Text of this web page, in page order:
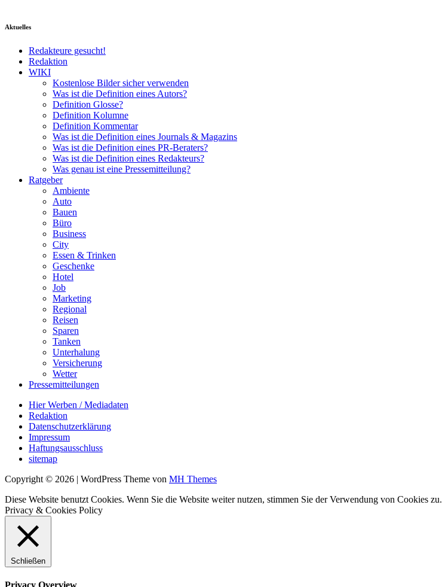
Aktuelles
Redakteure gesucht!
Redaktion
WIKI
Kostenlose Bilder sicher verwenden
Was ist die Definition eines Autors?
Definition Glosse?
Definition Kolumne
Definition Kommentar
Was ist die Definition eines Journals & Magazins
Was ist die Definition eines PR-Beraters?
Was ist die Definition eines Redakteurs?
Was genau ist eine Pressemitteilung?
Ratgeber
Ambiente
Auto
Bauen
Büro
Business
City
Essen & Trinken
Geschenke
Hotel
Job
Marketing
Regional
Reisen
Sparen
Tanken
Unterhalung
Versicherung
Wetter
Pressemitteilungen
Hier Werben / Mediadaten
Redaktion
Datenschutzerklärung
Impressum
Haftungsausschluss
sitemap
Copyright © 2026 | WordPress Theme von MH Themes
Diese Website benutzt Cookies. Wenn Sie die Website weiter nutzen, stimmen Sie der Verwendung von Cookies zu.
Privacy & Cookies Policy
Schließen
Privacy Overview